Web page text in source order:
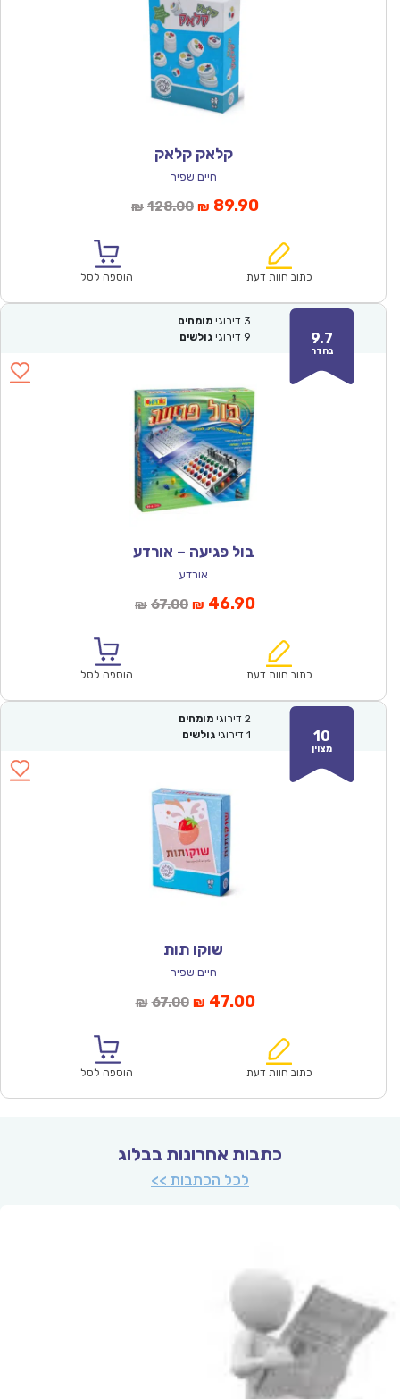
קלאק קלאק
חיים שפיר
₪ 128.00המחיר
₪128.00.
₪ 89.90המחיר
הוא:
כתוב חוות דעת הוספה לסל
9.7
נהדר
3 דירוגי מומחים
9 דירוגי גולשים
בול פגיעה – אורדע
אורדע
₪ 67.00המחיר
₪67.00.
₪ 46.90המחיר
הוא:
כתוב חוות דעת הוספה לסל
10
מצוין
2 דירוגי מומחים
1 דירוגי גולשים
שוקו תות
חיים שפיר
₪ 67.00המחיר
₪67.00.
₪ 47.00המחיר
הוא:
כתוב חוות דעת הוספה לסל
כתבות אחרונות בבלוג
לכל הכתבות >>